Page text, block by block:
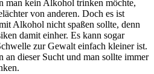
man kein Alkohol trinken möchte,
von anderen. Doch es ist
Alkohol nicht spaßen sollte, denn
damit einher. Es kann sogar
zur Gewalt einfach kleiner ist.
an dieser Sucht und man sollte immer